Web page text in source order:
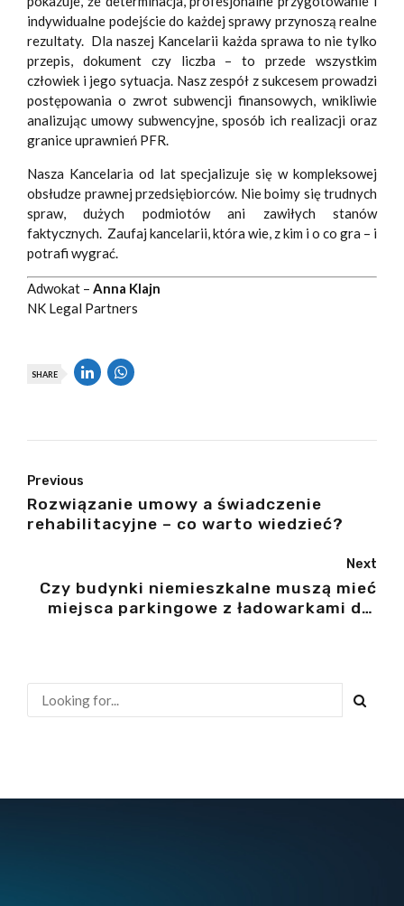
indywidualne podejście do każdej sprawy przynoszą realne
rezultaty. Dla naszej Kancelarii każda sprawa to nie tylko
przepis, dokument czy liczba – to przede wszystkim
człowiek i jego sytuacja. Nasz zespół z sukcesem prowadzi
postępowania o zwrot subwencji finansowych, wnikliwie
analizując umowy subwencyjne, sposób ich realizacji oraz
granice uprawnień PFR.
Nasza Kancelaria od lat specjalizuje się w kompleksowej
obsłudze prawnej przedsiębiorców. Nie boimy się trudnych
spraw, dużych podmiotów ani zawiłych stanów
faktycznych. Zaufaj kancelarii, która wie, z kim i o co gra – i
potrafi wygrać.
Adwokat – Anna Klajn
NK Legal Partners
SHARE
Previous
Rozwiązanie umowy a świadczenie
rehabilitacyjne – co warto wiedzieć?
Next
Czy budynki niemieszkalne muszą mieć
miejsca parkingowe z ładowarkami dla